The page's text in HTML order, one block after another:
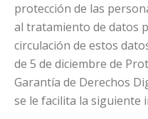
protección de las
al tratamiento de datos
circulación de estos
de 5 de diciembre de
Garantía de Derechos
se le facilita la siguiente